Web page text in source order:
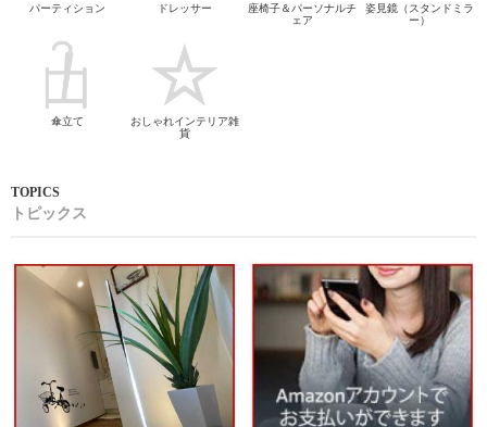
パーティション ドレッサー
座椅子＆パーソナルチ
ェア
姿見鏡（スタンドミラ
ー）
傘立て
おしゃれインテリア雑
貨
トピックス